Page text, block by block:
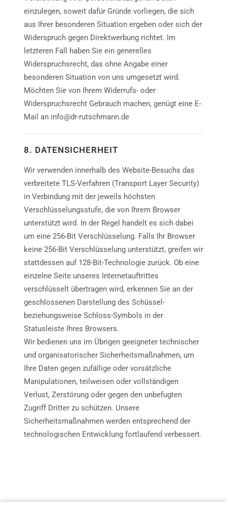
einzulegen, soweit dafür Gründe vorliegen, die sich
aus Ihrer besonderen Situation ergeben oder sich der
Widerspruch gegen Direktwerbung richtet. Im
letzteren Fall haben Sie ein generelles
Widerspruchsrecht, das ohne Angabe einer
besonderen Situation von uns umgesetzt wird.
Möchten Sie von Ihrem Widerrufs- oder
Widerspruchsrecht Gebrauch machen, genügt eine E-
Mail an info@dr-rutschmann.de
8. DATENSICHERHEIT
Wir verwenden innerhalb des Website-Besuchs das
verbreitete TLS-Verfahren (Transport Layer Security)
in Verbindung mit der jeweils höchsten
Verschlüsselungsstufe, die von Ihrem Browser
unterstützt wird. In der Regel handelt es sich dabei
um eine 256-Bit Verschlüsselung. Falls Ihr Browser
keine 256-Bit Verschlüsselung unterstützt, greifen wir
stattdessen auf 128-Bit-Technologie zurück. Ob eine
einzelne Seite unseres Internetauftrittes
verschlüsselt übertragen wird, erkennen Sie an der
geschlossenen Darstellung des Schüssel-
beziehungsweise Schloss-Symbols in der
Statusleiste Ihres Browsers.
Wir bedienen uns im Übrigen geeigneter technischer
und organisatorischer Sicherheitsmaßnahmen, um
Ihre Daten gegen zufällige oder vorsätzliche
Manipulationen, teilweisen oder vollständigen
Verlust, Zerstörung oder gegen den unbefugten
Zugriff Dritter zu schützen. Unsere
Sicherheitsmaßnahmen werden entsprechend der
technologischen Entwicklung fortlaufend verbessert.